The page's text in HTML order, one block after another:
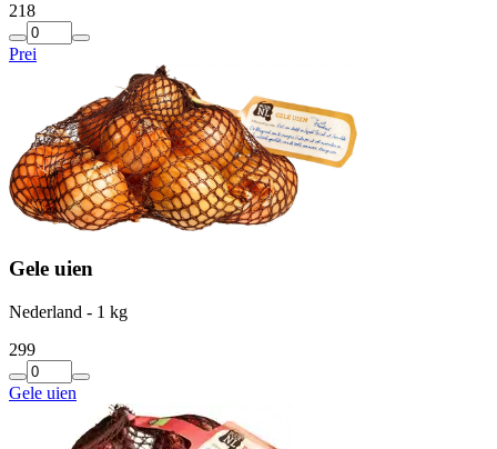
218
Prei
Gele uien
Nederland - 1 kg
299
Gele uien